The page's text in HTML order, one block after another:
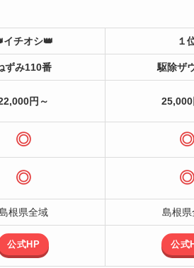
イチオシ👑 １
ずみ110番 駆除ザ
円～ 25,000
◎ ◎
◎ ◎
根県全域 島根県
公式HP 公式